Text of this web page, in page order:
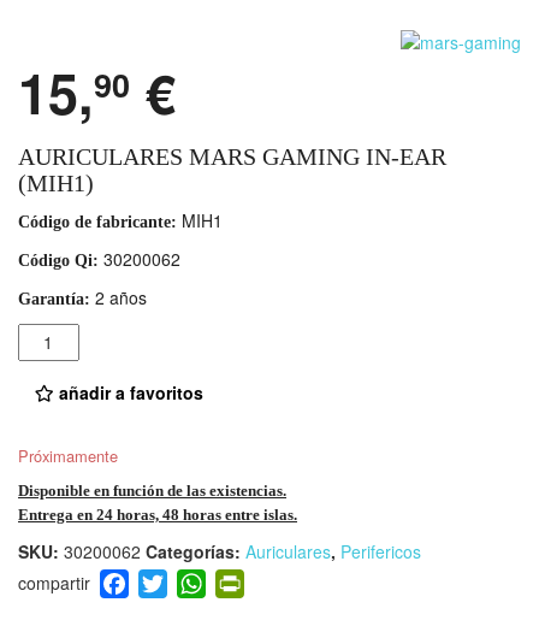
15,90 €
AURICULARES MARS GAMING IN-EAR
(MIH1)
Código de fabricante: MIH1
Código Qi: 30200062
Garantía: 2 años
Cantidad
añadir a favoritos
Próximamente
Disponible en función de las existencias.
Entrega en 24 horas, 48 horas entre islas.
SKU: 30200062 Categorías: Auriculares, Perifericos
F
a
T
wi
W
h